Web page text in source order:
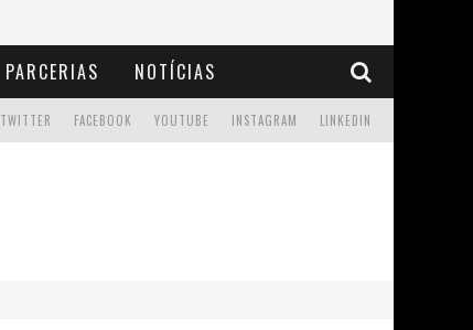
PARCERIAS NOTÍCIAS
LINKEDIN
INSTAGRAM
YOUTUBE
FACEBOOK
TWITTER